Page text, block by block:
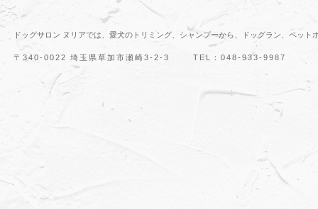
ドッグサロン ヌリアでは、愛犬のトリミング、シャンプーから、ドッグラン、ペット
〒340-0022 埼玉県草加市瀬崎3-2-3 TEL：048-933-9987